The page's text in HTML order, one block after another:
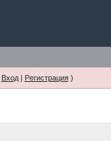
Вход| Регистрация)